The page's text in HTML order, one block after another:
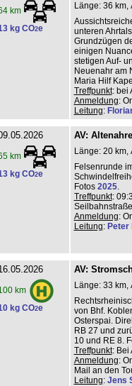
km
kg CO2e
Länge: 36 km,
unteren
Grundzügen
einigen
stetigen Auf-
Neuenahr am
Maria Hilf
Treffpunkt: bei
Anmeldung:
Leitung:
km
kg CO2e
AV:
Länge: 20 km,
Felsenrunde
Fotos 2025.
Treffpunkt:
Anmeldung:
Leitung: Peter
km
kg CO2e
AV:
Länge: 33 km,
von Bhf.
Osterspai.
RB 27 und
10 und RE 8.
Treffpunkt: Bei
Anmeldung:
Mail an den
Leitung: Jens